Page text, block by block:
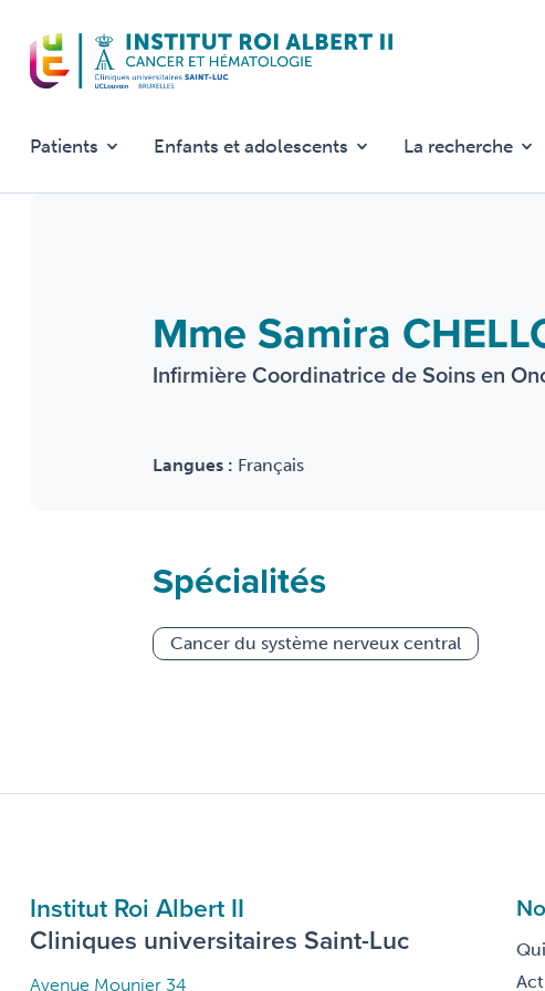
contenu
principal
Patients Enfants et adolescents La recherche
Mme Samira
Infirmière Coordinatrice de Soins en
Langues : Français
Spécialités
Cancer du système nerveux central
Institut Roi Albert II
Cliniques universitaires Saint-Luc
Avenue Mounier 34